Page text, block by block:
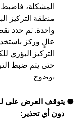
المشكلة، فاضبط
منطقة التركيز
واحدة. ثم حدد
عالٍ وركز
التركيز البؤري
حتى يتم ضبط
بوضوح.
يتوقف العرض على
دون أي تحذير: